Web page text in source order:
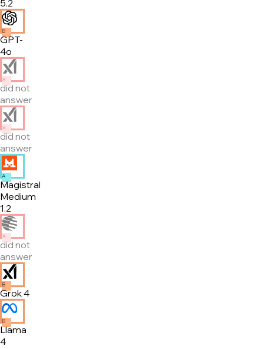
5.2
B
GPT-
4o
✕
did not
answer
✕
did not
answer
A
Magistral
Medium
1.2
✕
did not
answer
B
Grok 4
B
Llama
4